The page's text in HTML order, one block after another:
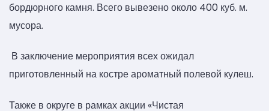
бордюрного камня. Всего вывезено около 400 куб. м.
мусора.
В заключение мероприятия всех ожидал
приготовленный на костре ароматный полевой кулеш.
Также в округе в рамках акции «Чистая